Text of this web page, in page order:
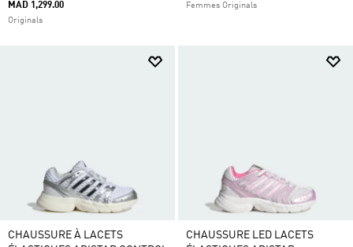
MAD 1,299.00
Originals
Femmes Originals
CHAUSSURE À LACETS
CHAUSSURE LED LACETS